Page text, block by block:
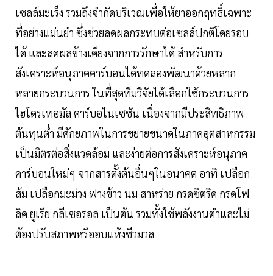
เซลล์มะเร็ง รวมถึงจํากัดบริเวณเพื่อให้ยาออกฤทธิ์เฉพาะ
ที่อย่างแม่นยำ ซึ่งช่วยลดผลกระทบต่อเซลล์ปกติโดยรอบ
ได้ และลดผลข้างเคียงจากการรักษาได้ สำหรับการ
สังเคราะห์อนุภาคคาร์บอนได้ทดลองพัฒนาด้วยหลาก
หลายกระบวนการ ในที่สุดทีมวิจัยได้เลือกใช้กระบวนการ
ไฮโดรเทอมัล คาร์บอไนเซชัน เนื่องจากมีประสิทธิภาพ
ต้นทุนต่ำ มีศักยภาพในการขยายขนาดในภาคอุตสาหกรรม
เป็นมิตรต่อสิ่งแวดล้อม และง่ายต่อการสังเคราะห์อนุภาค
คาร์บอนใหม่ๆ จากสารตั้งต้นอื่นๆในอนาคต อาทิ เปลือก
ส้ม เปลือกมะม่วง ฟางข้าว นม สาหร่าย กรดซิตริค กรดโฟ
ลิค ยูเรีย กลีเซอรอล เป็นต้น รวมทั้งใช้พลังงานต่ำและไม่
ต้องปรับสภาพหรืออบแห้งชีวมวล